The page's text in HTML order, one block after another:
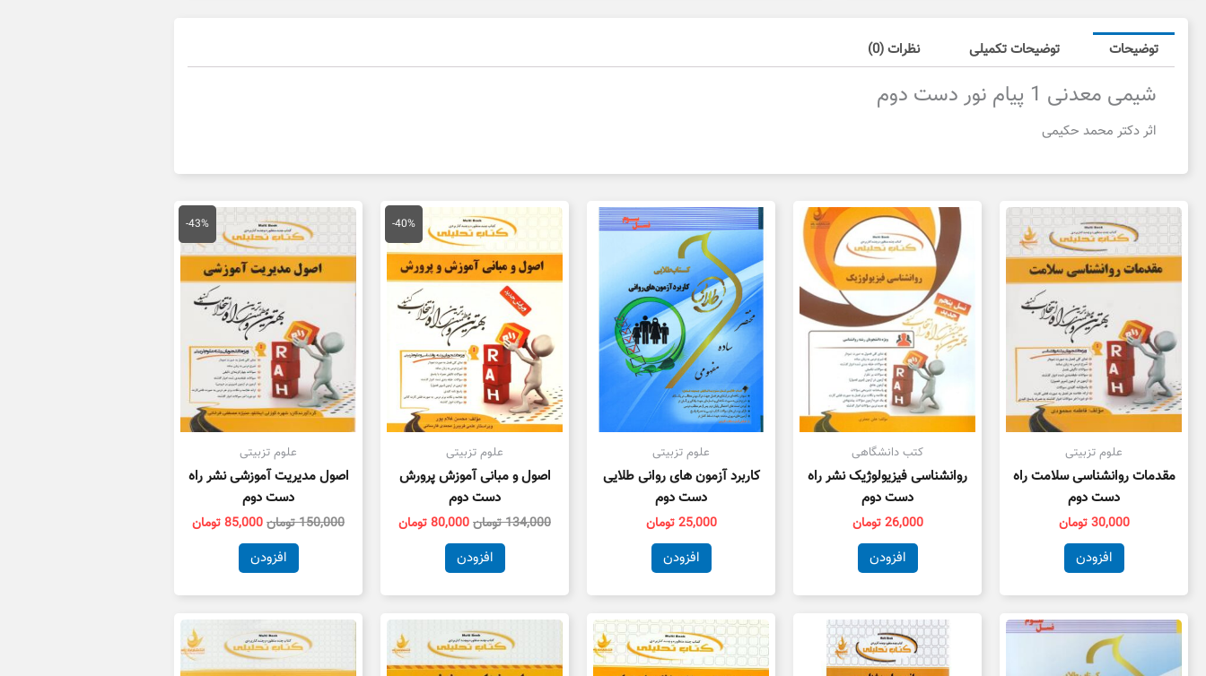
توضیحات توضیحات تکمیلی نظرات (0)
شیمی معدنی 1 پیام نور دست دوم
اثر دکتر محمد حکیمی
علوم تزبیتی
مقدمات روانشناسی سلامت راه
دست دوم
30,000 تومان
افزودن
کتب دانشگاهی
روانشناسی فیزیولوژیک نشر راه
دست دوم
26,000 تومان
افزودن
علوم تزبیتی
کاربرد آزمون های روانی طلایی
دست دوم
25,000 تومان
افزودن
-40%
علوم تزبیتی
اصول و مبانی آموزش پرورش
دست دوم
134,000تومان
قیمت
اصلی
134,000 تومان
بود.
80,000تومان
قیمت
فعلی
80,000 تومان
است.
افزودن
-43%
علوم تزبیتی
اصول مدیریت آموزشی نشر راه
دست دوم
150,000تومان
قیمت
اصلی
150,000 تومان
بود.
85,000تومان
قیمت
فعلی
است.
افزودن